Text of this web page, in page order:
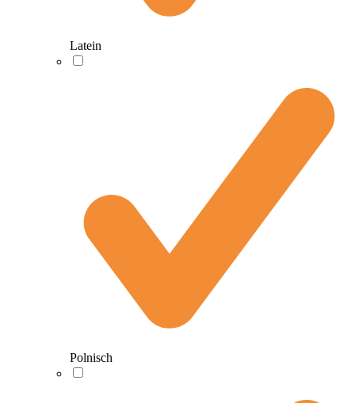
Latein
Polnisch